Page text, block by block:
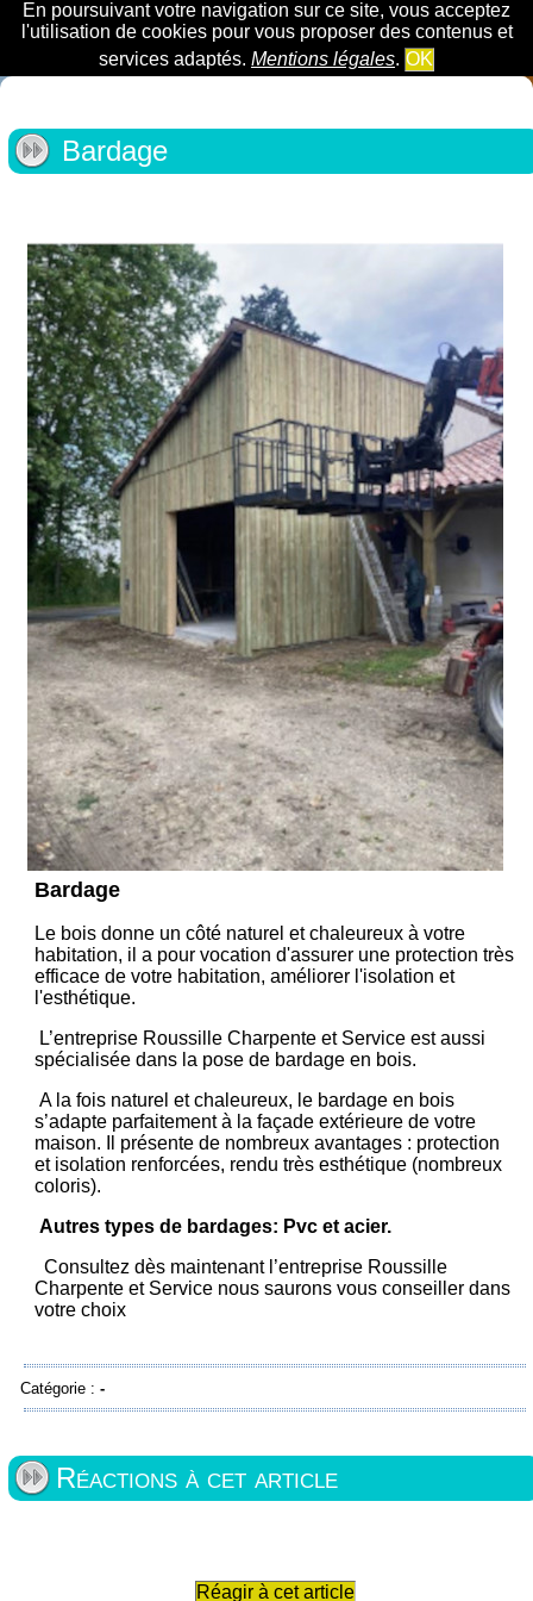
En poursuivant votre navigation sur ce site, vous acceptez
l'utilisation de cookies pour vous proposer des contenus et
services adaptés. Mentions légales. OK
Bardage
Bardage
Le bois donne un côté naturel et chaleureux à votre
habitation, il a pour vocation d'assurer une protection très
efficace de votre habitation, améliorer l'isolation et
l'esthétique.
L’entreprise Roussille Charpente et Service est aussi
spécialisée dans la pose de bardage en bois.
A la fois naturel et chaleureux, le bardage en bois
s’adapte parfaitement à la façade extérieure de votre
maison. Il présente de nombreux avantages : protection
et isolation renforcées, rendu très esthétique (nombreux
coloris).
Autres types de bardages: Pvc et acier.
Consultez dès maintenant l’entreprise Roussille
Charpente et Service nous saurons vous conseiller dans
votre choix
Catégorie : -
Réactions à cet article
Réagir à cet article